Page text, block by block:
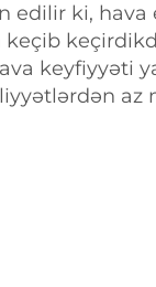
edilir ki,
keçib
keyfiyyəti
az